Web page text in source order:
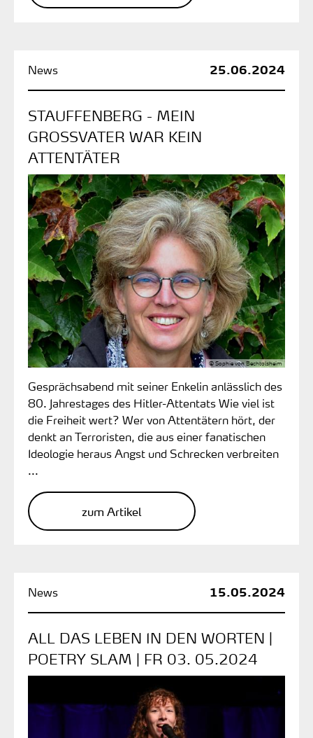
STAUFFENBERG - MEIN
GROSSVATER WAR KEIN A
TTENTÄTER
© Sophie von Bechtolsheim
25.06.2024
Gesprächsabend mit seiner Enkelin anlässlich des
80. Jahrestages des Hitler-Attentats Wie viel ist
die Freiheit wert? Wer von Attentätern hört, der
denkt an Terroristen, die aus einer fanatischen
Ideologie heraus Angst und Schrecken verbreiten
...
zum Artikel
ALL DAS LEBEN IN DEN WORTEN |
POETRY SLAM | FR 03. 05.2024
15.05.2024